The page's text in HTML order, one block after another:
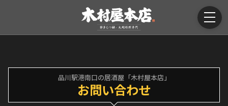
品川駅港南口の居酒屋「木村屋本店」
お問い合わせ